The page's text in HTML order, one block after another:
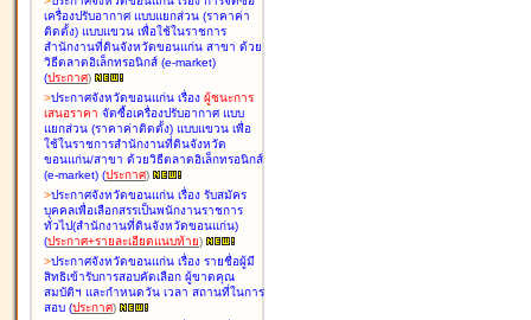
เครื่องปรับอากาศ แบบแยกส่วน (ราคาค่า
ติดตั้ง) แบบแขวน เพื่อใช้ในราชการ
สำนักงานที่ดินจังหวัดขอนแก่น สาขา ด้วย
วิธีตลาดอิเล็กทรอนิกส์ (e-market)
(ประกาศ)
>ประกาศจังหวัดขอนแก่น เรื่อง ผู้ชนะการ
เสนอราคา จัดซื้อเครื่องปรับอากาศ แบบ
แยกส่วน (ราคาค่าติดตั้ง) แบบแขวน เพื่อ
ใช้ในราชการสำนักงานที่ดินจังหวัด
ขอนแก่น/สาขา ด้วยวิธีตลาดอิเล็กทรอนิกส์
(e-market) (ประกาศ)
>ประกาศจังหวัดขอนแก่น เรื่อง รับสมัคร
บุคคลเพื่อเลือกสรรเป็นพนักงานราชการ
ทั่วไป(สำนักงานที่ดินจังหวัดขอนแก่น)
(ประกาศ+รายละเอียดแนบท้าย)
>ประกาศจังหวัดขอนแก่น เรื่อง รายชื่อผู้มี
สิทธิเข้ารับการสอบคัดเลือก ผู้ขาดคุณ
สมบัติฯ และกำหนดวัน เวลา สถานที่ในการ
สอบ (ประกาศ)